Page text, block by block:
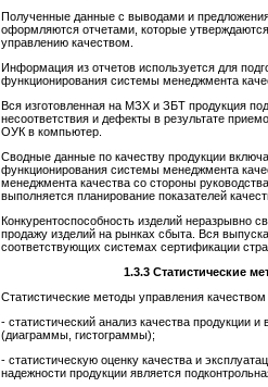
Полученные данные с выводами и
оформляются отчетами, которые
управлению качеством.
Информация из отчетов используется для
функционирования системы менеджмента
Вся изготовленная на МЗХ и ЗБТ продукция
несоответствия и дефекты в результате
ОУК в компьютер.
Сводные данные по качеству продукции
функционирования системы менеджмента
менеджмента качества со стороны
выполняется планирование показателей
Конкурентоспособность изделий неразрывно
продажу изделий на рынках сбыта. Вся
соответствующих системах сертификации
1.3.3 Статистические
Статистические методы управления
- статистический анализ качества продукции
(диаграммы, гистограммы);
- статистическую оценку качества и
надежности продукции является